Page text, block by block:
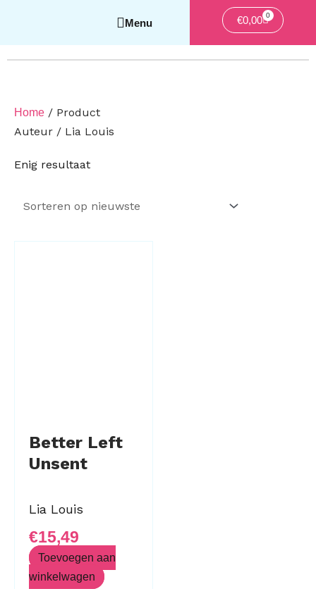
€0,00 0
Home / Product
Auteur / Lia Louis
Enig resultaat
Better Left
Unsent
Lia Louis
€15,49
Toevoegen aan
winkelwagen